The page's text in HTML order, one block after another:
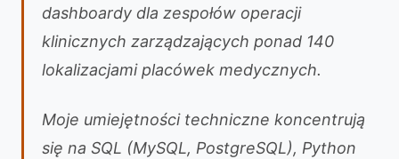
dashboardy dla zespołów operacji
klinicznych zarządzających ponad 140
lokalizacjami placówek medycznych.
Moje umiejętności techniczne koncentrują
się na SQL (MySQL, PostgreSQL), Python